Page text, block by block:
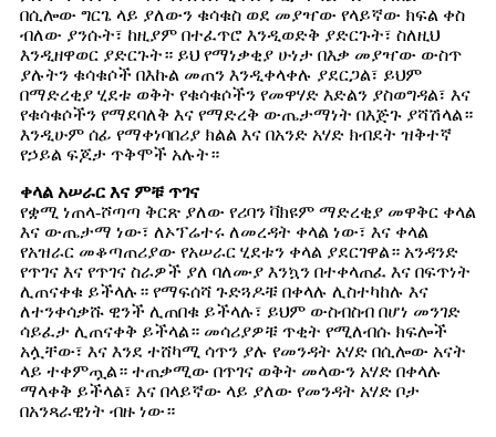
በሲሎው ግርጌ ላይ ያለውን ቁሳቁስ ወደ መያዣው የላይኛው ክፍል ቀስ
ብለው ያንሱት፣ ከዚያም በተፈጥሮ እንዲወድቅ ያድርጉት፣ ስለዚህ
እንዲዘዋወር ያድርጉት። ይህ የማነቃቂያ ሁነታ በእቃ መያዣው ውስጥ
ያሉትን ቁሳቁሶች በእኩል መጠን እንዲቀላቀሉ ያደርጋል፣ ይህም
በማድረቂያ ሂደቱ ወቅት የቁሳቁሶችን የመዋሃድ እድልን ያስወግዳል፣ እና
የቁሳቁሶችን የማደባለቅ እና የማድረቅ ውጤታማነት በእጅጉ ያሻሽላል።
እንዲሁም ሰፊ የማቀነባበሪያ ክልል እና በአንድ አሃድ ክብደት ዝቅተኛ
የኃይል ፍጆታ ጥቅሞች አሉት።
ቀላል አሠራር እና ምቹ ጥገና
የቋሚ ነጠላ-ሾጣጣ ቅርጽ ያለው የሪባን ቫክዩም ማድረቂያ መዋቅር ቀላል
እና ውጤታማ ነው፣ ለኦፕሬተሩ ለመረዳት ቀላል ነው፣ እና ቀላል
የአዝራር መቆጣጠሪያው የአሠራር ሂደቱን ቀላል ያደርገዋል። አንዳንድ
የጥገና እና የጥገና ስራዎች ያለ ባለሙያ እንኳን በተቀላጠፈ እና በፍጥነት
ሊጠናቀቁ ይችላሉ። የማፍሰሻ ጉድጓዶቹ በቀላሉ ሊስተካከሉ እና
ለተንቀሳቃሹ ዊንች ሊጠበቁ ይችላሉ፣ ይህም ውስብስብ በሆነ መንገድ
ሳይፈታ ሊጠናቀቅ ይችላል። መሳሪያዎቹ ጥቂት የሚለብሱ ክፍሎች
አሏቸው፣ እና እንደ ተሸካሚ ሳጥን ያሉ የመንዳት አሃድ በሲሎው አናት
ላይ ተቀምጧል። ተጠቃሚው በጥገና ወቅት መላውን አሃድ በቀላሉ
ማላቀቅ ይችላል፣ እና በላይኛው ላይ ያለው የመንዳት አሃድ ቦታ
በአንጻራዊነት ብዙ ነው።